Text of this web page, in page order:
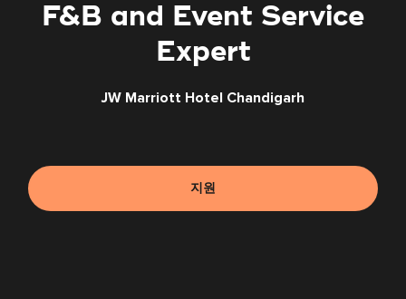
F&B and Event Service
Expert
JW Marriott Hotel Chandigarh
지원